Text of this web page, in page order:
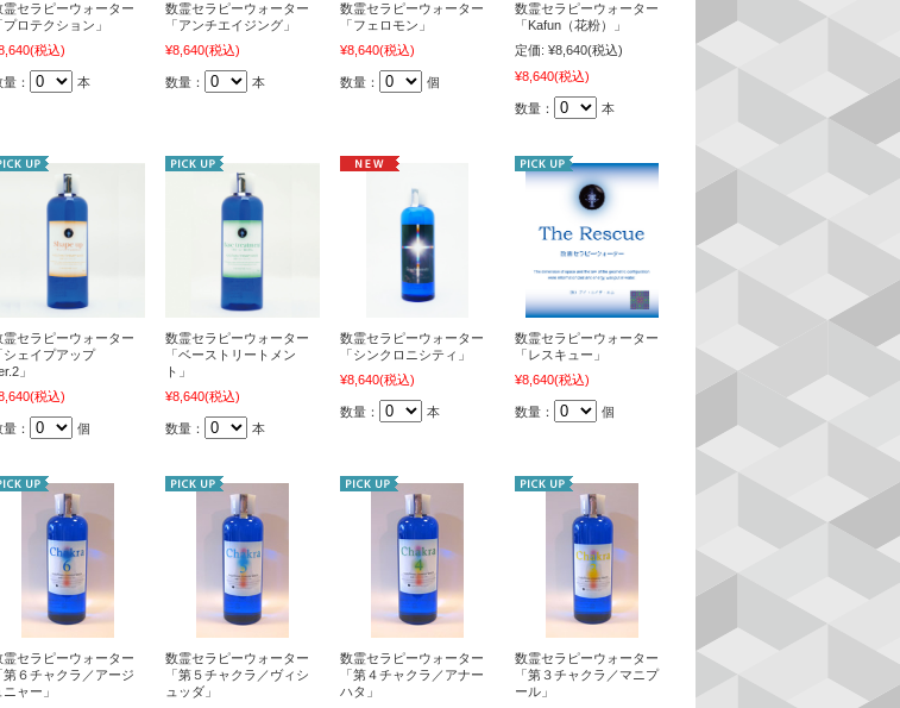
霊セラピーウォーター
プロテクション」
(税込)
： 本
数霊セラピーウォーター
「アンチエイジング」
¥8,640(税込)
数量： 本
数霊セラピーウォーター
「フェロモン」
¥8,640(税込)
数量： 個
数霊セラピーウォーター
「Kafun（花粉）」
定価: ¥8,640(税込)
¥8,640(税込)
数量： 本
霊セラピーウォーター
シェイプアップ
」
(税込)
： 個
数霊セラピーウォーター
「ベーストリートメン
ト」
¥8,640(税込)
数量： 本
数霊セラピーウォーター
「シンクロニシティ」
¥8,640(税込)
数量： 本
数霊セラピーウォーター
「レスキュー」
¥8,640(税込)
数量： 個
霊セラピーウォーター
第６チャクラ／アージ
ニャー」
数霊セラピーウォーター
「第５チャクラ／ヴィシ
ュッダ」
数霊セラピーウォーター
「第４チャクラ／アナー
ハタ」
数霊セラピーウォーター
「第３チャクラ／マニプ
ール」